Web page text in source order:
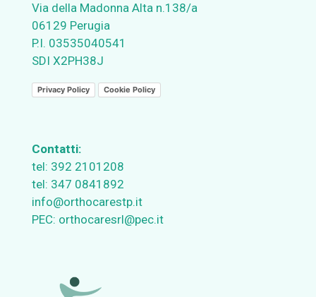
Via della Madonna Alta n.138/a
06129 Perugia
P.I. 03535040541
SDI X2PH38J
Privacy Policy Cookie Policy
Contatti:
tel: 392 2101208
tel: 347 0841892
info@orthocarestp.it
PEC: orthocaresrl@pec.it